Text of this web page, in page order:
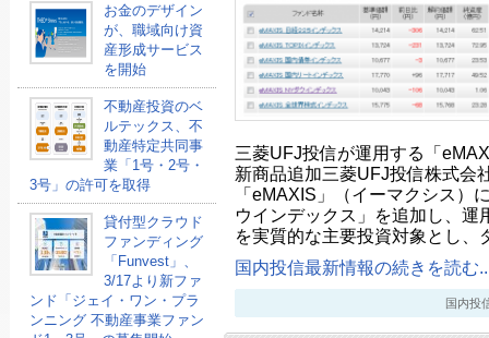
お金のデザイン
が、職域向け資
産形成サービス
を開始
不動産投資のベ
ルテックス、不
動産特定共同事
業「1号・2号・
3号」の許可を取得
貸付型クラウド
ファンディング
「Funvest」、
3/17より新ファ
ンド「ジェイ・ワン・プラ
ンニング 不動産事業ファン
三菱UFJ投信が運用する「
新商品追加三菱UFJ投信株式会
「eMAXIS」（イーマクシス）
ウインデックス」を追加し、運
を実質的な主要投資対象とし
国内投信最新情報の続きを読む
国内投